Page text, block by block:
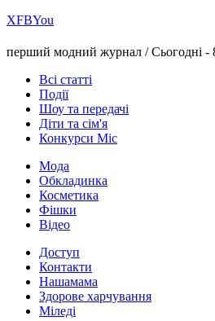
ХFBYou
перший модний журнал /Сьогодні -
Всі статті
Події
Шоу та передачі
Діти та сім'я
Конкурси Міс
Мода
Обкладинка
Косметика
Фішки
Відео
Доступ
Контакти
Нашамама
Здорове харчування
Міледі